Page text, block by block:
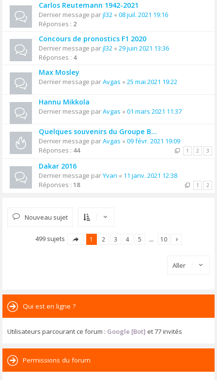
Carlos Reutemann 1942-2021
Dernier message parjl32 « 08 juil. 2021 19:16
Réponses : 2
Concours de pronostics F1 2020
Dernier message parjl32 « 29 juin 2021 13:36
Réponses : 4
Max Mosley
Dernier message parAvgas « 25 mai 2021 19:22
Hannu Mikkola
Dernier message parAvgas « 01 mars 2021 11:37
Quelques souvenirs du Groupe B...
Dernier message parAvgas « 09 févr. 2021 19:09
Réponses : 44 1 2 3
Dakar 2016
Dernier message parYvan « 11 janv. 2021 12:38
Réponses : 18 1 2
Nouveau sujet
499 sujets 1 2 3 4 5 … 10
Aller
Qui est en ligne ?
Utilisateurs parcourant ce forum : Google [Bot] et 77 invités
Permissions du forum